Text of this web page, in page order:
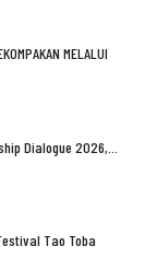
MELALUI
Dialogue 2026,…
Tao Toba